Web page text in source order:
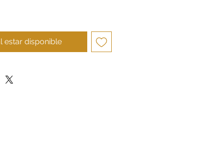
estar disponible